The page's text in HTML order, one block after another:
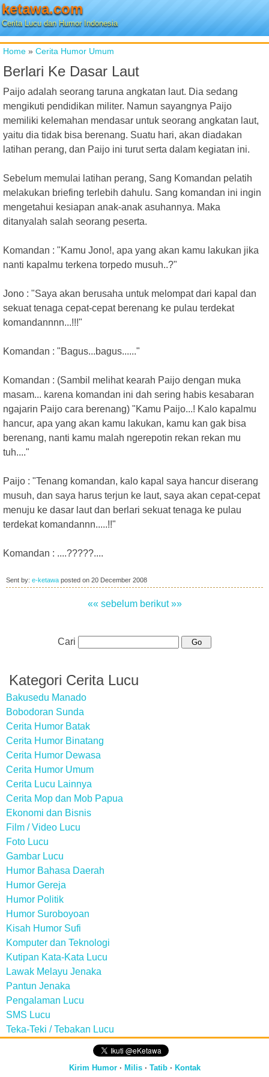
ketawa.com
Cerita Lucu dan Humor Indonesia
Home » Cerita Humor Umum
Berlari Ke Dasar Laut
Paijo adalah seorang taruna angkatan laut. Dia sedang
mengikuti pendidikan militer. Namun sayangnya Paijo
memiliki kelemahan mendasar untuk seorang angkatan laut,
yaitu dia tidak bisa berenang. Suatu hari, akan diadakan
latihan perang, dan Paijo ini turut serta dalam kegiatan ini.
Sebelum memulai latihan perang, Sang Komandan pelatih
melakukan briefing terlebih dahulu. Sang komandan ini ingin
mengetahui kesiapan anak-anak asuhannya. Maka
ditanyalah salah seorang peserta.
Komandan : "Kamu Jono!, apa yang akan kamu lakukan jika
nanti kapalmu terkena torpedo musuh..?"
Jono : "Saya akan berusaha untuk melompat dari kapal dan
sekuat tenaga cepat-cepat berenang ke pulau terdekat
komandannnn...!!!"
Komandan : "Bagus...bagus......"
Komandan : (Sambil melihat kearah Paijo dengan muka
masam... karena komandan ini dah sering habis kesabaran
ngajarin Paijo cara berenang) "Kamu Paijo...! Kalo kapalmu
hancur, apa yang akan kamu lakukan, kamu kan gak bisa
berenang, nanti kamu malah ngerepotin rekan rekan mu
tuh...."
Paijo : "Tenang komandan, kalo kapal saya hancur diserang
musuh, dan saya harus terjun ke laut, saya akan cepat-cepat
menuju ke dasar laut dan berlari sekuat tenaga ke pulau
terdekat komandannn.....!!"
Komandan : ....?????....
Sent by: e-ketawa posted on 20 December 2008
«« sebelum berikut »»
Cari
Kategori Cerita Lucu
Bakusedu Manado
Bobodoran Sunda
Cerita Humor Batak
Cerita Humor Binatang
Cerita Humor Dewasa
Cerita Humor Umum
Cerita Lucu Lainnya
Cerita Mop dan Mob Papua
Ekonomi dan Bisnis
Film / Video Lucu
Foto Lucu
Gambar Lucu
Humor Bahasa Daerah
Humor Gereja
Humor Politik
Humor Suroboyoan
Kisah Humor Sufi
Komputer dan Teknologi
Kutipan Kata-Kata Lucu
Lawak Melayu Jenaka
Pantun Jenaka
Pengalaman Lucu
SMS Lucu
Teka-Teki / Tebakan Lucu
Kirim Humor· Milis· Tatib· Kontak